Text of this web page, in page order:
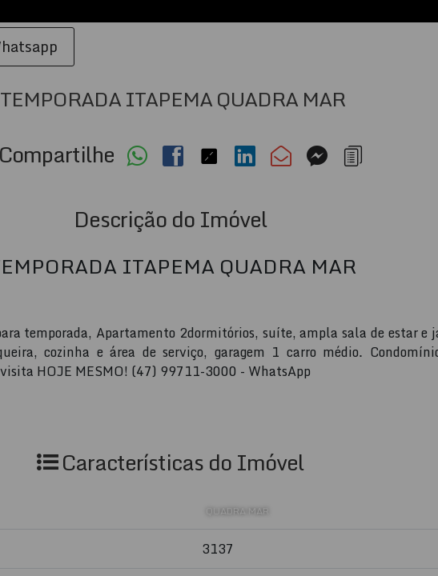
TEMPORADA ITAPEMA QUADRA MAR
Compartilhe
Descrição do Imóvel
ITAPEMA QUADRA MAR
temporada, Apartamento 2dormitórios, suíte, ampla sala de estar e
cozinha e área de serviço, garagem 1 carro médio.
HOJE MESMO! (47) 99711-3000 - WhatsApp
Características do Imóvel
QUADRA MAR
3137